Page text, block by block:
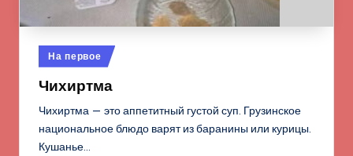
Опубликовано
в
На первое
Чихиртма
Чихиртма — это аппетитный густой суп. Грузинское
национальное блюдо варят из баранины или курицы.
Кушанье…